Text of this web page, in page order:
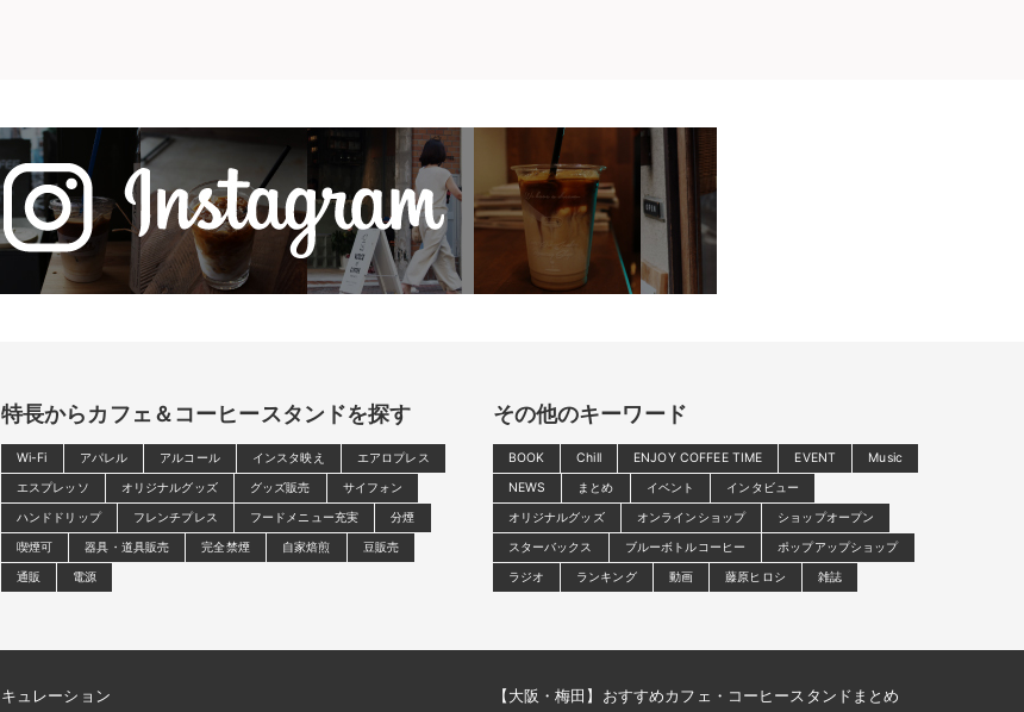
特長からカフェ＆コーヒースタンドを探す
Wi-Fi アパレル アルコール インスタ映え
エアロプレス
エスプレッソ
オリジナルグッズ グッズ販売
サイフォン
ハンドドリップ
フレンチプレス フードメニュー充実
分煙
喫煙可
器具・道具販売 完全禁煙 自家焙煎
豆販売
通販
電源
その他のキーワード
BOOK Chill ENJOY COFFEE TIME EVENT
Music
NEWS
まとめ イベント
インタビュー
オリジナルグッズ
オンラインショップ
ショップオープン
スターバックス
ブルーボトルコーヒー
ポップアップショップ
ラジオ
ランキング 動画 藤原ヒロシ 雑誌
キュレーション 【大阪・梅田】おすすめカフェ・コーヒースタンドまとめ